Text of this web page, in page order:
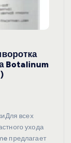
Botalinum
всех
ухода
предлагает